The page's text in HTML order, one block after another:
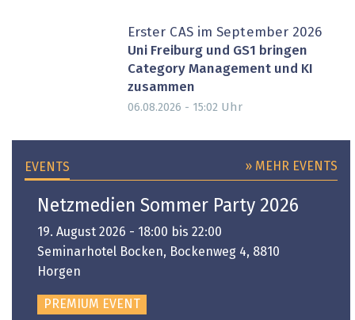
Erster CAS im September 2026
Uni Freiburg und GS1 bringen
Category Management und KI
zusammen
06.08.2026 - 15:02Uhr
EVENTS » MEHR EVENTS
Netzmedien Sommer Party 2026
19. August 2026 - 18:00 bis 22:00
Seminarhotel Bocken, Bockenweg 4, 8810
Horgen
PREMIUM EVENT